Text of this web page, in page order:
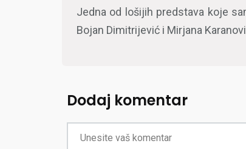
Jedna od lošijih predstava koje
Bojan Dimitrijević i Mirjana
Dodaj komentar